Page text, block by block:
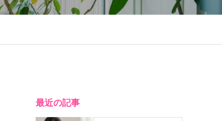
最近の記事